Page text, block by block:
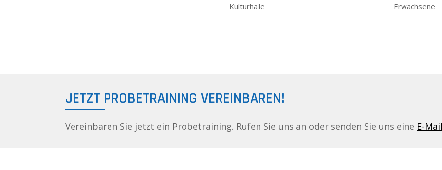
Kulturhalle Erwachsene
JETZT PROBETRAINING VEREINBAREN!
Vereinbaren Sie jetzt ein Probetraining. Rufen Sie uns an oder senden Sie uns eine E-Mail